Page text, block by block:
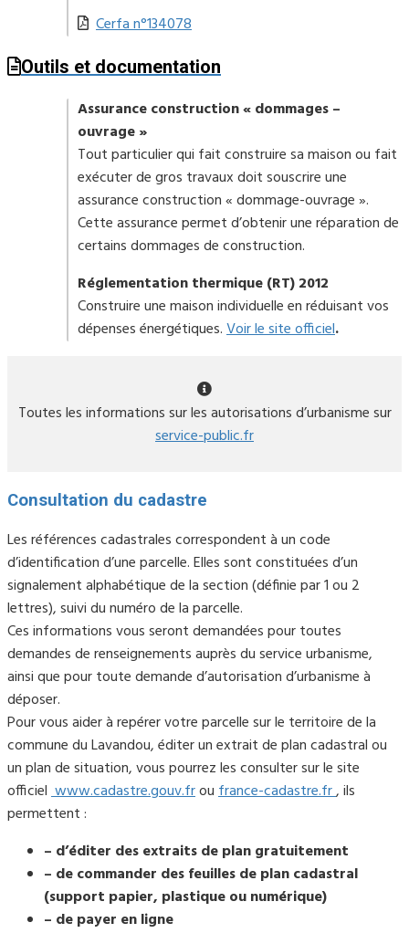
Cerfa n°134078
Outils et documentation
Assurance construction « dommages –
ouvrage »
Tout particulier qui fait construire sa maison ou fait
exécuter de gros travaux doit souscrire une
assurance construction « dommage-ouvrage ».
Cette assurance permet d’obtenir une réparation de
certains dommages de construction.
Réglementation thermique (RT) 2012
Construire une maison individuelle en réduisant vos
dépenses énergétiques.Voir le site officiel.
Toutes les informations sur les autorisations d’urbanisme sur
service-public.fr
Consultation du cadastre
Les références cadastrales correspondent à un code
d’identification d’une parcelle. Elles sont constituées d’un
signalement alphabétique de la section (définie par 1 ou 2
lettres), suivi du numéro de la parcelle.
Ces informations vous seront demandées pour toutes
demandes de renseignements auprès du service urbanisme,
ainsi que pour toute demande d’autorisation d’urbanisme à
déposer.
Pour vous aider à repérer votre parcelle sur le territoire de la
commune du Lavandou, éditer un extrait de plan cadastral ou
un plan de situation, vous pourrez les consulter sur le site
officielwww.cadastre.gouv.froufrance-cadastre.fr, ils
permettent :
– d’éditer des extraits de plan gratuitement
– de commander des feuilles de plan cadastral
(support papier, plastique ou numérique)
– de payer en ligne